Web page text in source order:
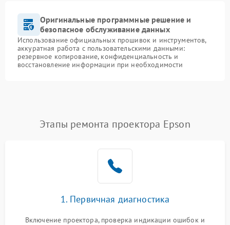
Оригинальные программные решение и
безопасное обслуживание данных
Использование официальных прошивок и инструментов,
аккуратная работа с пользовательскими данными:
резервное копирование, конфиденциальность и
восстановление информации при необходимости
Этапы ремонта проектора Epson
1. Первичная диагностика
Включение проектора, проверка индикации ошибок и